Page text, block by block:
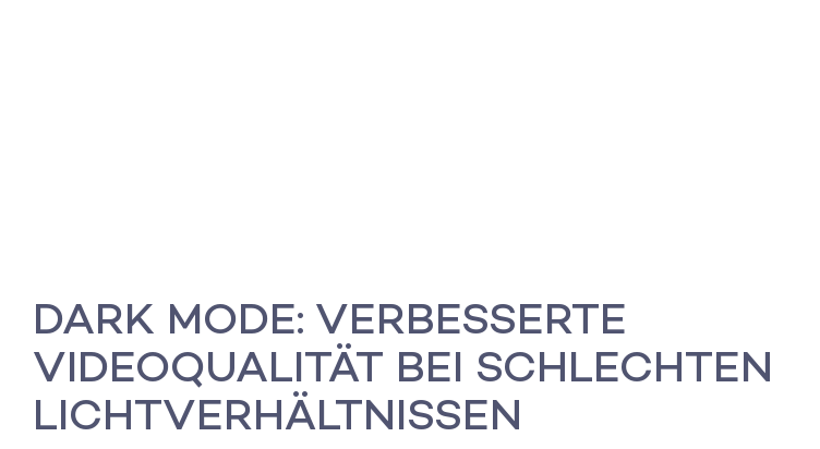
DARK MODE: VERBESSERTE
VIDEOQUALITÄT BEI SCHLECHTEN
LICHTVERHÄLTNISSEN